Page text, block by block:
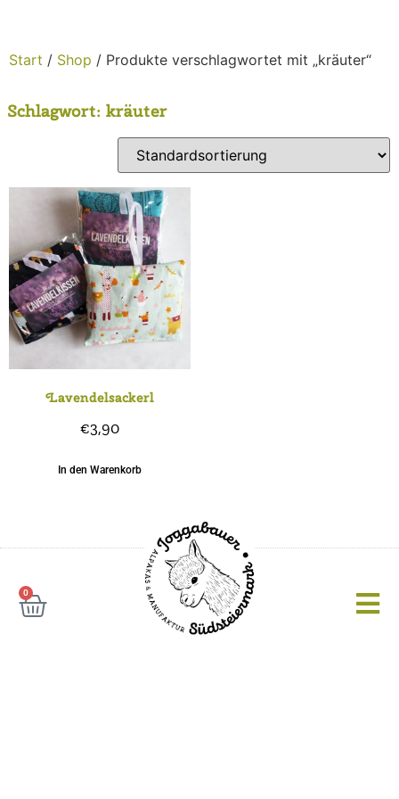
Start / Shop / Produkte verschlagwortet mit „kräuter“
Schlagwort: kräuter
Lavendelsackerl
€3,90
In den Warenkorb
0